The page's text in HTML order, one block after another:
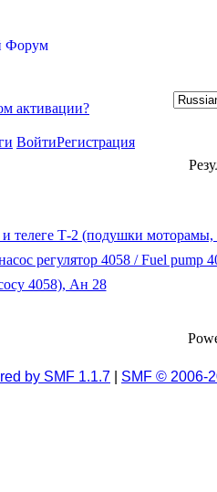
активации?
ВойтиРегистрация
телеге Т-2 (подушки моторамы,
регулятор 4058 / Fuel pump
4058), Ан 28
by SMF 1.1.7 SMF © 2006-